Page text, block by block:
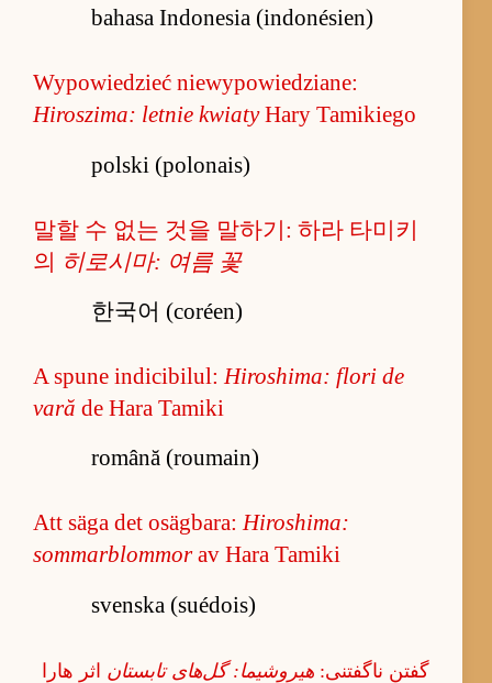
bahasa Indonesia (indonésien)
Wypowiedzieć niewypowiedziane:
Hiroszima: letnie kwiatyHary Tamikiego
polski (polonais)
말할 수 없는 것을 말하기: 하라 타미키
의 히로시마: 여름 꽃
한국어 (coréen)
A spune indicibilul:Hiroshima: flori de
vară de Hara Tamiki
română (roumain)
Att säga det osägbara:Hiroshima:
sommarblommorav Hara Tamiki
svenska (suédois)
گفتن ناگفتنی: هیروشیما: گل‌های تابستان اثر هارا